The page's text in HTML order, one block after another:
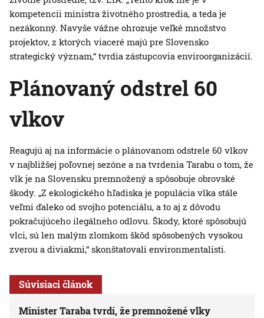
kompetencii ministra životného prostredia, a teda je
nezákonný. Navyše vážne ohrozuje veľké množstvo
projektov, z ktorých viaceré majú pre Slovensko
strategický význam,“ tvrdia zástupcovia enviroorganizácií.
Plánovaný odstrel 60
vlkov
Reagujú aj na informácie o plánovanom odstrele 60 vlkov
v najbližšej poľovnej sezóne a na tvrdenia Tarabu o tom, že
vlk je na Slovensku premnožený a spôsobuje obrovské
škody. „Z ekologického hľadiska je populácia vlka stále
veľmi ďaleko od svojho potenciálu, a to aj z dôvodu
pokračujúceho ilegálneho odlovu. Škody, ktoré spôsobujú
vlci, sú len malým zlomkom škôd spôsobených vysokou
zverou a diviakmi,“ skonštatovali environmentalisti.
Súvisiaci článok
Minister Taraba tvrdí, že premnožené vlky